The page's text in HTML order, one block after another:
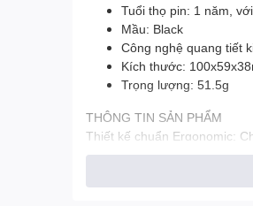
Tuổi thọ pin: 1 năm,
Mầu: Black
Công nghệ quang tiết
Kích thước:
Trọng lượng: 51.5g
THÔNG TIN SẢN PHẨM
Thiết kế chuẩn Ergonomic:
cảm giác thoải mái khi sử
Độ phân giải 1000DPI:
nhất. Đặc biệt chuột có thể